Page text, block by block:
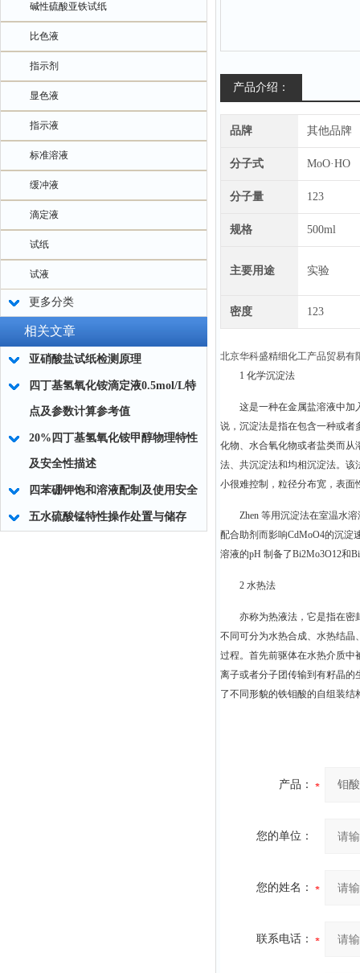
碱性硫酸亚铁试纸
比色液
指示剂
显色液
指示液
标准溶液
缓冲液
滴定液
试纸
试液
更多分类
相关文章
亚硝酸盐试纸检测原理
四丁基氢氧化铵滴定液0.5mol/L特
点及参数计算参考值
20%四丁基氢氧化铵甲醇物理特性
及安全性描述
四苯硼钾饱和溶液配制及使用安全
五水硫酸锰特性操作处置与储存
产品介绍：
品牌 其他品牌
分子式 MoO·HO
分子量 123
规格 500ml
主要用途 实验
密度 123
北京华科盛精细化工产品贸易有
1 化学沉淀法
这是一种在金属盐溶液中加
说，沉淀法是指在包含一种或者
化物、水合氧化物或者盐类而从
法、共沉淀法和均相沉淀法。该
小很难控制，粒径分布宽，表面
Zhen 等用沉淀法在室温水
配合助剂而影响CdMoO4的沉淀
溶液的pH 制备了Bi2Mo3O12和
2 水热法
亦称为热液法，它是指在密
不同可分为水热合成、水热结
过程。首先前驱体在水热介质
离子或者分子团传输到有籽晶的
了不同形貌的铁钼酸的自组装
产品：
您的单位：
您的姓名：
联系电话：